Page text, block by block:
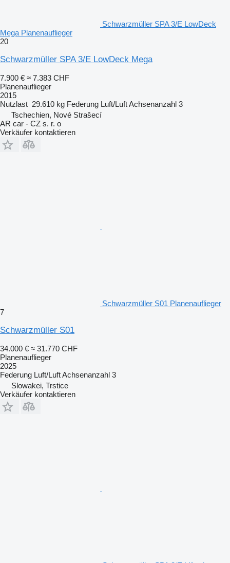
Schwarzmüller SPA 3/E LowDeck
Mega Planenauflieger
20
Schwarzmüller SPA 3/E LowDeck Mega
7.900 € ≈ 7.383 CHF
Planenauflieger
2015
Nutzlast 29.610 kg Federung Luft/LuftAchsenanzahl 3
Tschechien, Nové Strašecí
AR car - CZ s. r. o
Verkäufer kontaktieren
Schwarzmüller S01 Planenauflieger
7
Schwarzmüller S01
34.000 € ≈ 31.770 CHF
Planenauflieger
2025
Federung Luft/LuftAchsenanzahl 3
Slowakei, Trstice
Verkäufer kontaktieren